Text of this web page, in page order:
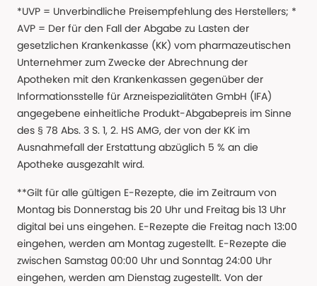
*UVP = Unverbindliche Preisempfehlung des Herstellers; *
AVP = Der für den Fall der Abgabe zu Lasten der
gesetzlichen Krankenkasse (KK) vom pharmazeutischen
Unternehmer zum Zwecke der Abrechnung der
Apotheken mit den Krankenkassen gegenüber der
Informationsstelle für Arzneispezialitäten GmbH (IFA)
angegebene einheitliche Produkt-Abgabepreis im Sinne
des § 78 Abs. 3 S. 1, 2. HS AMG, der von der KK im
Ausnahmefall der Erstattung abzüglich 5 % an die
Apotheke ausgezahlt wird.
**Gilt für alle gültigen E-Rezepte, die im Zeitraum von
Montag bis Donnerstag bis 20 Uhr und Freitag bis 13 Uhr
digital bei uns eingehen. E-Rezepte die Freitag nach 13:00
eingehen, werden am Montag zugestellt. E-Rezepte die
zwischen Samstag 00:00 Uhr und Sonntag 24:00 Uhr
eingehen, werden am Dienstag zugestellt. Von der